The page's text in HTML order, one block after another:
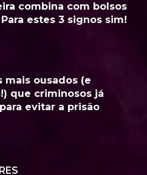
combina com bolsos
estes 3 signos sim!
mais ousados (e
que criminosos já
evitar a prisão